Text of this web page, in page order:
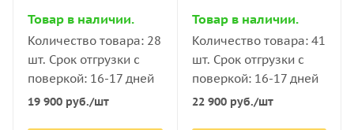
Товар в наличии.
Количество товара: 28
шт. Срок отгрузки с
поверкой: 16-17 дней
19 900 руб./шт
Товар в наличии.
Количество товара: 41
шт. Срок отгрузки с
поверкой: 16-17 дней
22 900руб./шт